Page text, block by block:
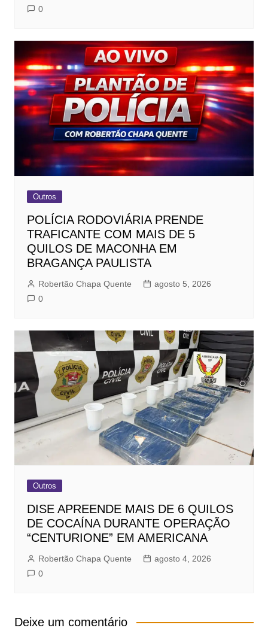
0
Outros
POLÍCIA RODOVIÁRIA PRENDE
TRAFICANTE COM MAIS DE 5
QUILOS DE MACONHA EM
BRAGANÇA PAULISTA
Robertão Chapa Quente
agosto 5, 2026
0
Outros
DISE APREENDE MAIS DE 6 QUILOS
DE COCAÍNA DURANTE OPERAÇÃO
“CENTURIONE” EM AMERICANA
Robertão Chapa Quente
agosto 4, 2026
0
Deixe um comentário